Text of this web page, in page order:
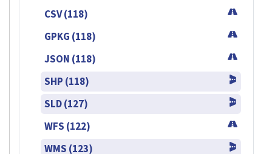
CSV (118)
GPKG (118)
JSON (118)
SHP (118)
SLD (127)
WFS (122)
WMS (123)